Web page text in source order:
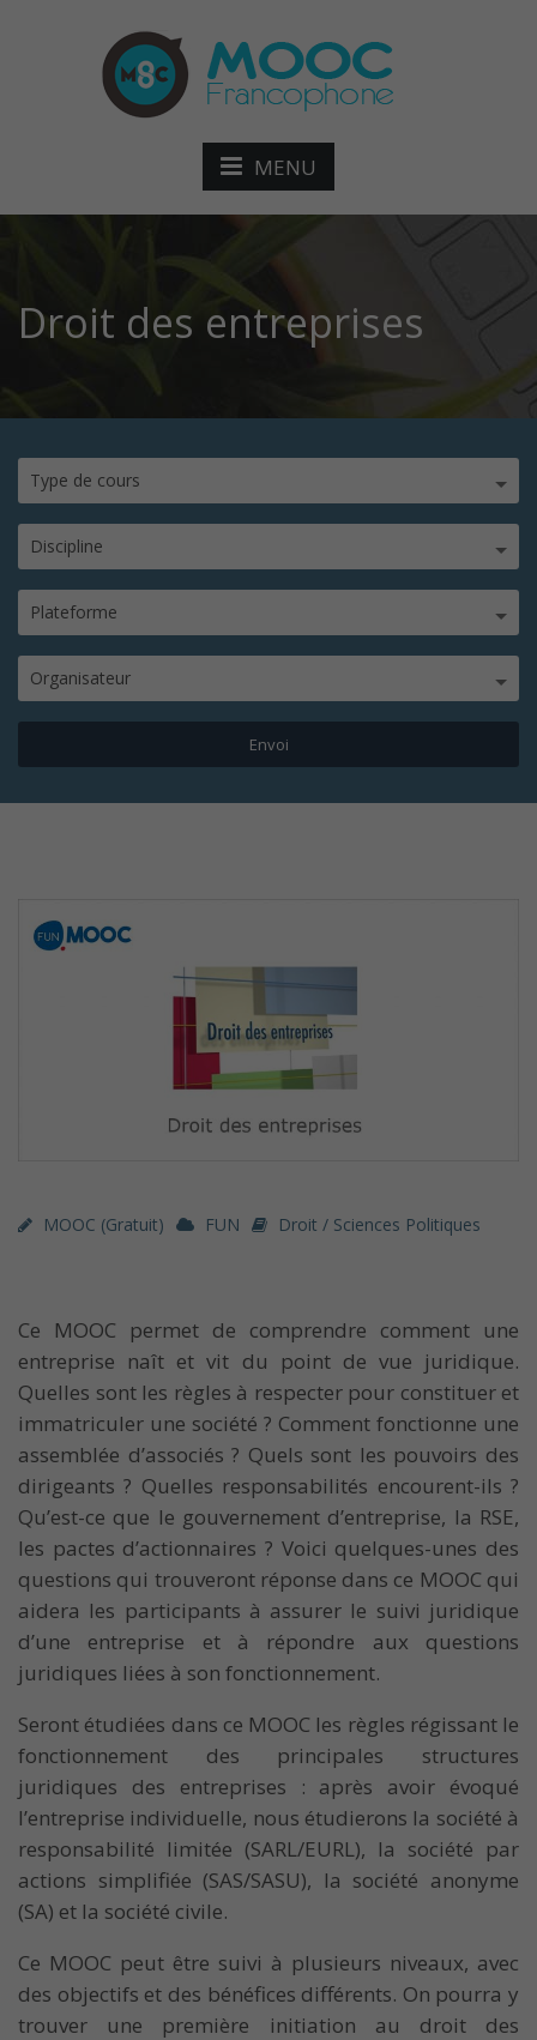
MENU
Droit des entreprises
Type de cours
Discipline
Plateforme
Organisateur
MOOC (gratuit) FUN Droit / Sciences Politiques
Ce MOOC permet de comprendre comment une
entreprise naît et vit du point de vue juridique.
Quelles sont les règles à respecter pour constituer et
immatriculer une société ? Comment fonctionne une
assemblée d’associés ? Quels sont les pouvoirs des
dirigeants ? Quelles responsabilités encourent-ils ?
Qu’est-ce que le gouvernement d’entreprise, la RSE,
les pactes d’actionnaires ? Voici quelques-unes des
questions qui trouveront réponse dans ce MOOC qui
aidera les participants à assurer le suivi juridique
d’une entreprise et à répondre aux questions
juridiques liées à son fonctionnement.
Seront étudiées dans ce MOOC les règles régissant le
fonctionnement des principales structures
juridiques des entreprises : après avoir évoqué
l’entreprise individuelle, nous étudierons la société à
responsabilité limitée (SARL/EURL), la société par
actions simplifiée (SAS/SASU), la société anonyme
(SA) et la société civile.
Ce MOOC peut être suivi à plusieurs niveaux, avec
des objectifs et des bénéfices différents. On pourra y
trouver une première initiation au droit des